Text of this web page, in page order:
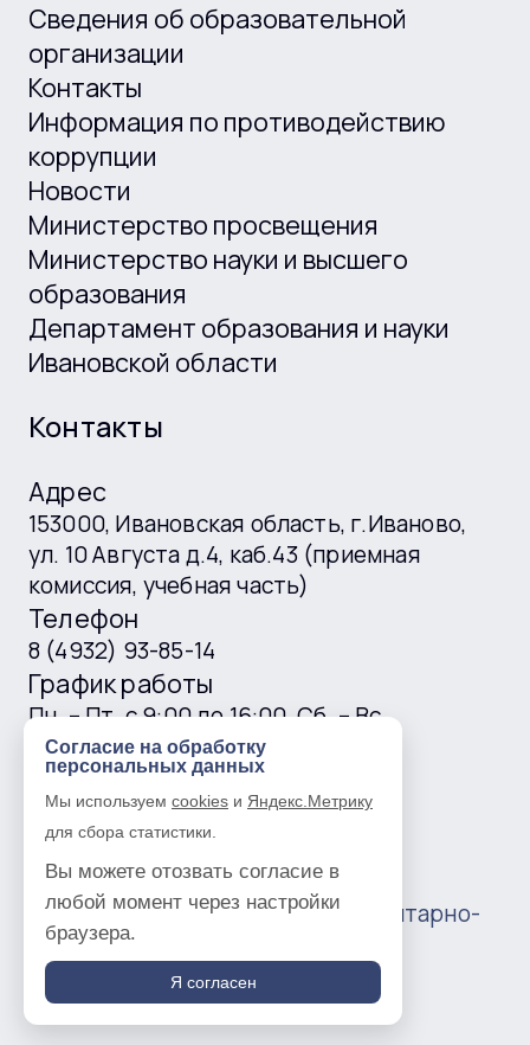
Сведения об образовательной
организации
Контакты
Информация по противодействию
коррупции
Новости
Министерство просвещения
Министерство науки и высшего
образования
Департамент образования и науки
Ивановской области
Контакты
Адрес
153000, Ивановская область, г.Иваново,
ул. 10 Августа д.4, каб.43 (приемная
комиссия, учебная часть)
Телефон
8 (4932) 93-85-14
График работы
Пн. – Пт. с 9:00 до 16:00, Сб. – Вс.
выходные
E-mail
ivgtk@mail.ru
© 2016 —2026 Ивановский гуманитарно-
технический колледж
Политика в отношении обработки
персональных данных
Согласие на обработку
персональных данных
Мы используем cookies и Яндекс.Метрику
для сбора статистики.
Вы можете отозвать согласие в
любой момент через настройки
браузера.
Я согласен